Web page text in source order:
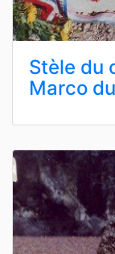
Stèle du
Marco